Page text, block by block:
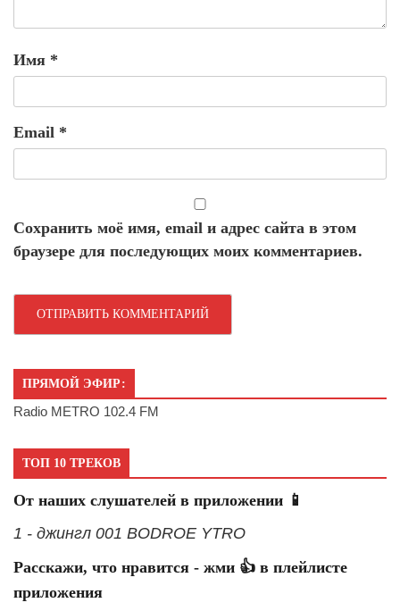
Имя *
Email *
Сохранить моё имя, email и адрес сайта в этом
браузере для последующих моих комментариев.
ПРЯМОЙ ЭФИР:
Radio METRO 102.4 FM
ТОП 10 ТРЕКОВ
От наших слушателей в приложении 📱
1 - джингл 001 BODROE YTRO
Расскажи, что нравится - жми 👍 в плейлисте
приложения